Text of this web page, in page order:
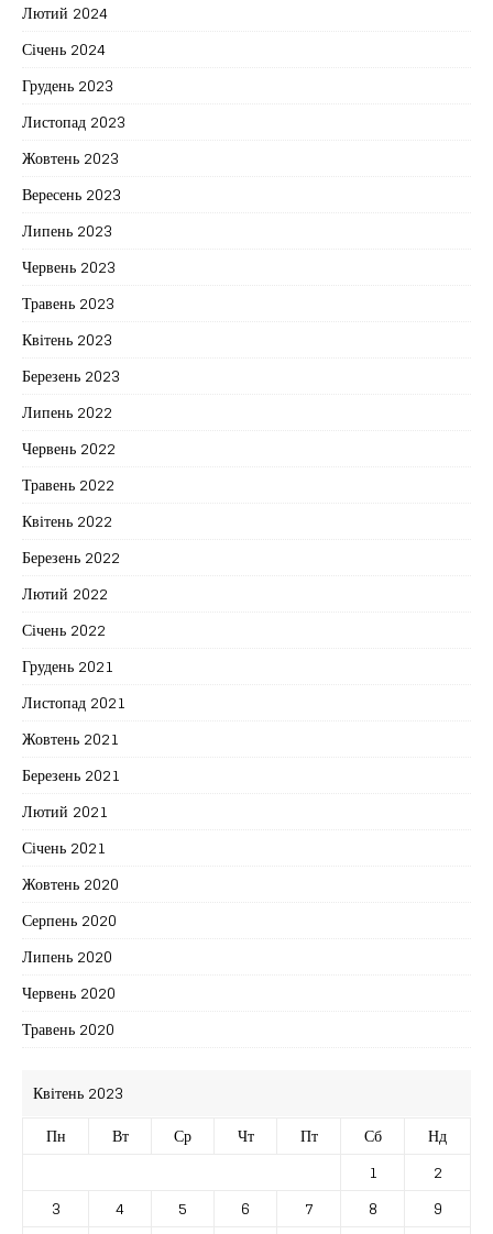
Лютий 2024
Січень 2024
Грудень 2023
Листопад 2023
Жовтень 2023
Вересень 2023
Липень 2023
Червень 2023
Травень 2023
Квітень 2023
Березень 2023
Липень 2022
Червень 2022
Травень 2022
Квітень 2022
Березень 2022
Лютий 2022
Січень 2022
Грудень 2021
Листопад 2021
Жовтень 2021
Березень 2021
Лютий 2021
Січень 2021
Жовтень 2020
Серпень 2020
Липень 2020
Червень 2020
Травень 2020
Квітень 2023
Пн
Вт Ср Чт Пт Сб
Нд
1
2
3
4 5 6 7 8
9